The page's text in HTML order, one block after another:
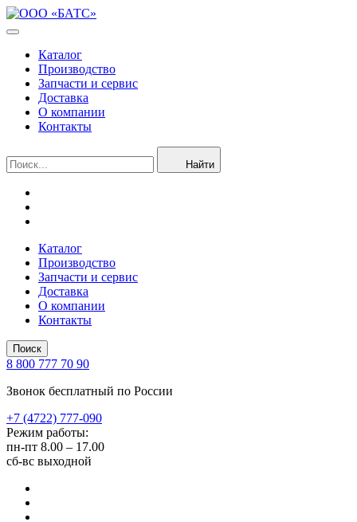
Каталог
Производство
Запчасти и сервис
Доставка
О компании
Контакты
Найти
Каталог
Производство
Запчасти и сервис
Доставка
О компании
Контакты
Поиск
8 800 777 70 90
Звонок бесплатный по России
+7 (4722) 777-090
Режим работы:
пн-пт 8.00 – 17.00
сб-вс выходной